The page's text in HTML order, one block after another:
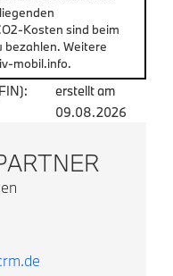
Kosten sind beim
bezahlen. Weitere
mobil.info.
erstellt am
09.08.2026